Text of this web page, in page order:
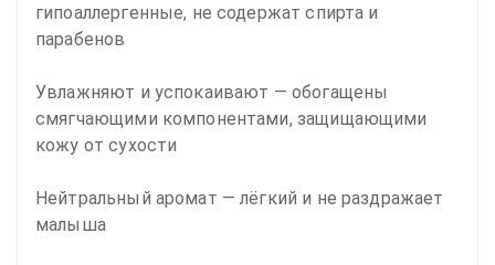
гипоаллергенные, не содержат спирта и
парабенов
Увлажняют и успокаивают — обогащены
смягчающими компонентами, защищающими
кожу от сухости
Нейтральный аромат — лёгкий и не раздражает
малыша